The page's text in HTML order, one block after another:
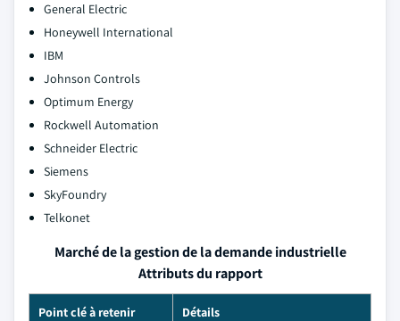
General Electric
Honeywell International
IBM
Johnson Controls
Optimum Energy
Rockwell Automation
Schneider Electric
Siemens
SkyFoundry
Telkonet
Marché de la gestion de la demande industrielle
Attributs du rapport
Point clé à retenir Détails